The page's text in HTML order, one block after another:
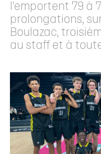
l'emportent 79 à
prolongations,
Boulazac,
au staff et à